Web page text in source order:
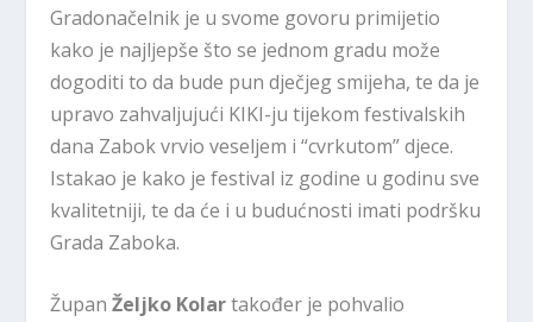
Gradonačelnik je u svome govoru primijetio
kako je najljepše što se jednom gradu može
dogoditi to da bude pun dječjeg smijeha, te da je
upravo zahvaljujući KIKI-ju tijekom festivalskih
dana Zabok vrvio veseljem i “cvrkutom” djece.
Istakao je kako je festival iz godine u godinu sve
kvalitetniji, te da će i u budućnosti imati podršku
Grada Zaboka.
ŽupanŽeljko Kolartakođer je pohvalio